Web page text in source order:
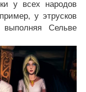
у всех народов
у этрусков
Сельве